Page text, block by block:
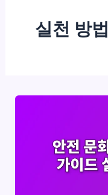
실천 방법